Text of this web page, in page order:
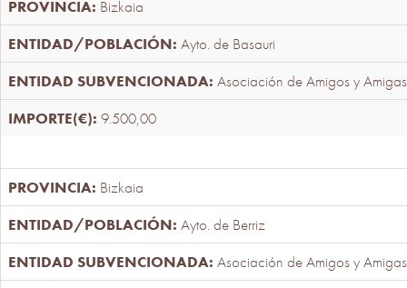
Bizkaia
Ayto. de Basauri
Asociación de Amigos y
9.500,00
Bizkaia
Ayto. de Berriz
Asociación de Amigos y